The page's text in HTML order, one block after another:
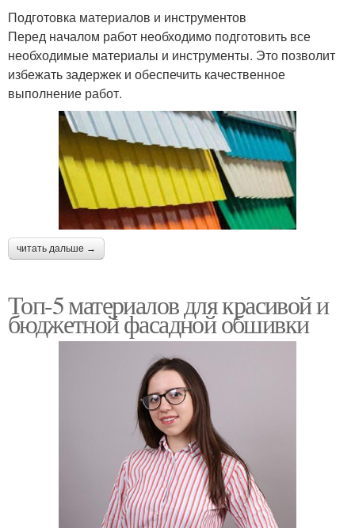
Подготовка материалов и инструментов
Перед началом работ необходимо подготовить все
необходимые материалы и инструменты. Это позволит
избежать задержек и обеспечить качественное
выполнение работ.
читать дальше →
Топ-5 материалов для красивой и
бюджетной фасадной обшивки